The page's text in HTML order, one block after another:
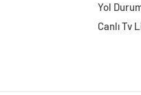
Yol
Canlı Tv